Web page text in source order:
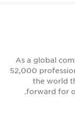
As a global
52,000
the
forward for